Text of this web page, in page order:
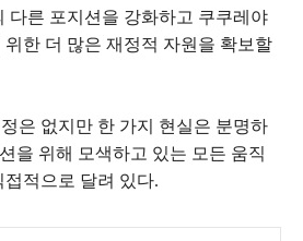
다른 포지션을 강화하고 쿠쿠레야
한 더 많은 재정적 자원을 확보할
은 없지만 한 가지 현실은 분명하
을 위해 모색하고 있는 모든 움직
적으로 달려 있다.